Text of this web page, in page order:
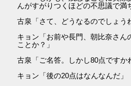
んがすがりつくほどの不思議で満
古泉「さて、どうなるのでしょう
キョン「お前や長門、朝比奈さん
ことか？」
古泉「ご名答。しかし80点ですか
キョン「後の20点はなんなんだ」